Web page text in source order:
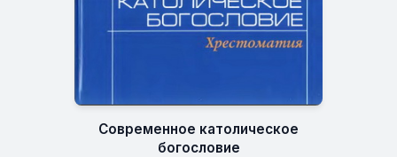
Современное католическое
богословие